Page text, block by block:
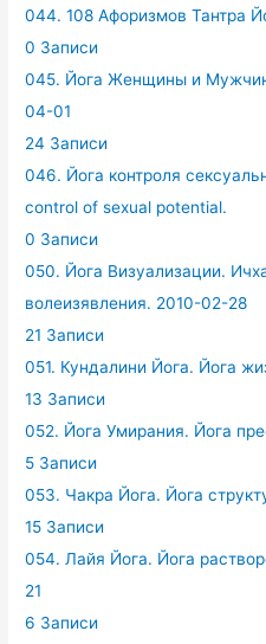
044. 108 Афоризмов Тантра
0 Записи
045. Йога Женщины и
04-01
24 Записи
046. Йога контроля
control of sexual potential.
0 Записи
050. Йога Визуализации.
волеизявления. 2010-02-28
21 Записи
051. Кундалини Йога. Йога
13 Записи
052. Йога Умирания. Йога
5 Записи
053. Чакра Йога. Йога
15 Записи
054. Лайя Йога. Йога
21
6 Записи